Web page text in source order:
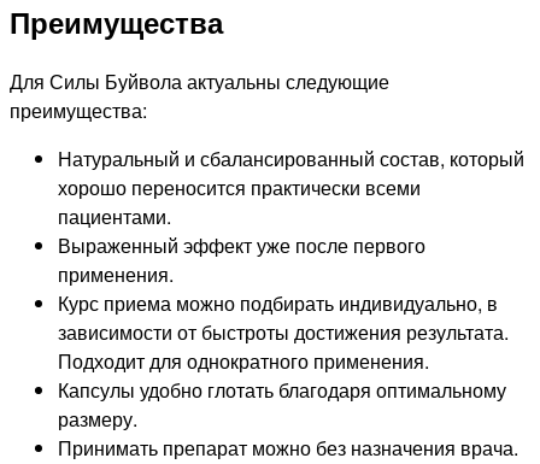
Преимущества
Для Силы Буйвола актуальны следующие
преимущества:
Натуральный и сбалансированный состав, который
хорошо переносится практически всеми
пациентами.
Выраженный эффект уже после первого
применения.
Курс приема можно подбирать индивидуально, в
зависимости от быстроты достижения результата.
Подходит для однократного применения.
Капсулы удобно глотать благодаря оптимальному
размеру.
Принимать препарат можно без назначения врача.